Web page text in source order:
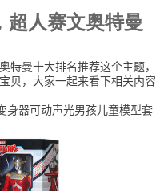
超人赛文奥特曼
特曼十大排名推荐这个主题，
贝，大家一起来看下相关内容
身器可动声光男孩儿童模型套